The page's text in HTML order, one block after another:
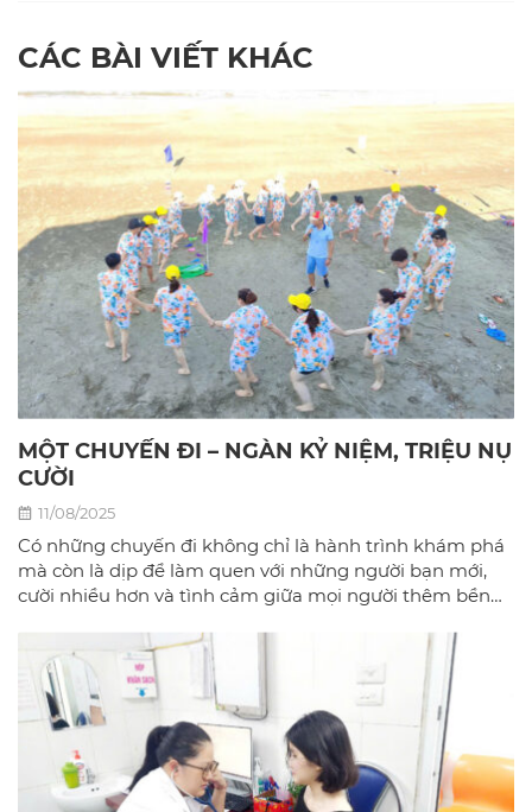
CÁC BÀI VIẾT KHÁC
MỘT CHUYẾN ĐI – NGÀN KỶ NIỆM, TRIỆU NỤ
CƯỜI
11/08/2025
Có những chuyến đi không chỉ là hành trình khám phá
mà còn là dịp để làm quen với những người bạn mới,
cười nhiều hơn và tình cảm giữa mọi người thêm bền